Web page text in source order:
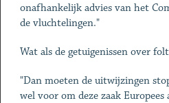
onafhankelijk advies van het
de vluchtelingen."
Wat als de getuigenissen over
"Dan moeten de uitwijzingen
wel voor om deze zaak